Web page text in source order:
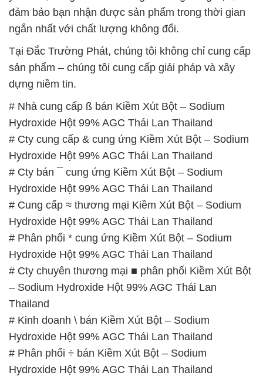
đảm bảo bạn nhận được sản phẩm trong thời gian
ngắn nhất với chất lượng không đổi.
Tại Đắc Trường Phát, chúng tôi không chỉ cung cấp
sản phẩm – chúng tôi cung cấp giải pháp và xây
dựng niềm tin.
# Nhà cung cấp ß bán Kiềm Xút Bột – Sodium
Hydroxide Hột 99% AGC Thái Lan Thailand
# Cty cung cấp & cung ứng Kiềm Xút Bột – Sodium
Hydroxide Hột 99% AGC Thái Lan Thailand
# Cty bán ¯ cung ứng Kiềm Xút Bột – Sodium
Hydroxide Hột 99% AGC Thái Lan Thailand
# Cung cấp ≈ thương mại Kiềm Xút Bột – Sodium
Hydroxide Hột 99% AGC Thái Lan Thailand
# Phân phối * cung ứng Kiềm Xút Bột – Sodium
Hydroxide Hột 99% AGC Thái Lan Thailand
# Cty chuyên thương mại ■ phân phối Kiềm Xút Bột
– Sodium Hydroxide Hột 99% AGC Thái Lan
Thailand
# Kinh doanh \ bán Kiềm Xút Bột – Sodium
Hydroxide Hột 99% AGC Thái Lan Thailand
# Phân phối ÷ bán Kiềm Xút Bột – Sodium
Hydroxide Hột 99% AGC Thái Lan Thailand